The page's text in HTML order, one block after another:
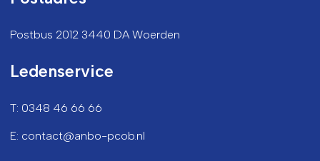
Postbus 2012 3440 DA Woerden
Ledenservice
T: 0348 46 66 66
E: contact@anbo-pcob.nl